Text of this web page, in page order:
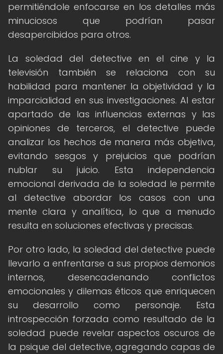
permitiéndole enfocarse en los detalles más
minuciosos que podrían pasar
desapercibidos para otros.
La soledad del detective en el cine y la
televisión también se relaciona con su
habilidad para mantener la objetividad y la
imparcialidad en sus investigaciones. Al estar
apartado de las influencias externas y las
opiniones de terceros, el detective puede
analizar los hechos de manera más objetiva,
evitando sesgos y prejuicios que podrían
nublar su juicio. Esta independencia
emocional derivada de la soledad le permite
al detective abordar los casos con una
mente clara y analítica, lo que a menudo
resulta en soluciones efectivas y precisas.
Por otro lado, la soledad del detective puede
llevarlo a enfrentarse a sus propios demonios
internos, desencadenando conflictos
emocionales y dilemas éticos que enriquecen
su desarrollo como personaje. Esta
introspección forzada como resultado de la
soledad puede revelar aspectos oscuros de
la psique del detective, agregando capas de